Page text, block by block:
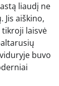
liaudį ne
Jis aiškino,
tikroji laisvė
buvo